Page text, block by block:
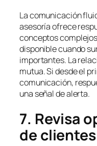
La comunicación
asesoría ofrece
conceptos
disponible cuando
importantes. La
mutua. Si desde el
comunicación,
una señal de alerta.
7. Revisa
de